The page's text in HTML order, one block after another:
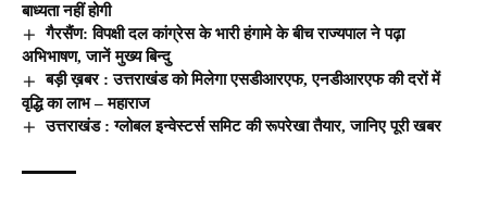
बाध्यता नहीं होगी
गैरसैंण: विपक्षी दल कांग्रेस के भारी हंगामे के बीच राज्यपाल ने पढ़ा
अभिभाषण, जानें मुख्य बिन्दु
बड़ी ख़बर : उत्तराखंड को मिलेगा एसडीआरएफ, एनडीआरएफ की दरों में
वृद्धि का लाभ – महाराज
उत्तराखंड : ग्लोबल इन्वेस्टर्स समिट की रूपरेखा तैयार, जानिए पूरी खबर